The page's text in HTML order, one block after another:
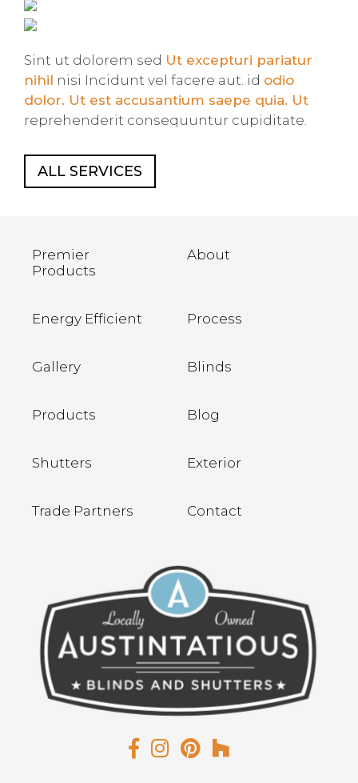
Sint ut dolorem sed Ut excepturi pariatur
nihil nisi Incidunt vel facere aut. id odio
dolor. Ut est accusantium saepe quia. Ut
reprehenderit consequuntur cupiditate.
ALL SERVICES
Premier
Products
About
Energy Efficient Process
Gallery Blinds
Products Blog
Shutters Exterior
Trade Partners Contact